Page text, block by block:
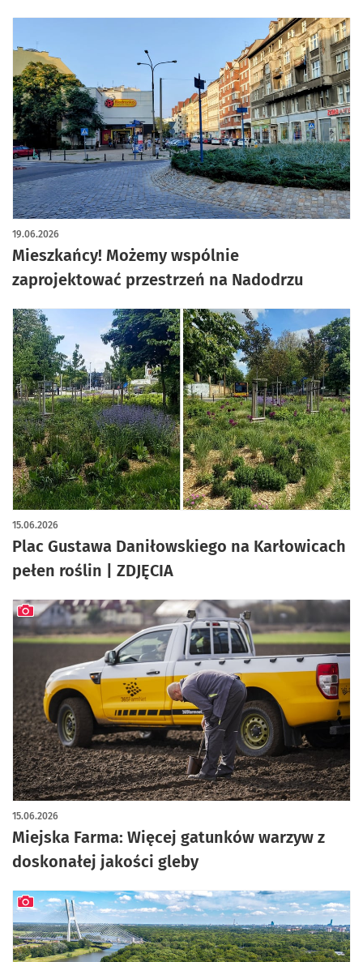
Mieszkańcy! Możemy wspólnie
zaprojektować przestrzeń na Nadodrzu
19.06.2026
Plac Gustawa Daniłowskiego na Karłowicach
pełen roślin | ZDJĘCIA
15.06.2026
Miejska Farma: Więcej gatunków warzyw z
doskonałej jakości gleby
15.06.2026
artykuł z galerią zdjęć